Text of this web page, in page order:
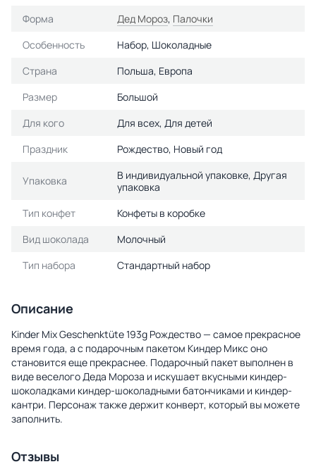
Форма
Дед Мороз, Палочки
Особенность
Набор, Шоколадные
Страна
Польша, Европа
Размер
Большой
Для кого
Для всех, Для детей
Праздник
Рождество, Новый год
Упаковка
В индивидуальной упаковке, Другая
упаковка
Тип конфет
Конфеты в коробке
Вид шоколада
Молочный
Тип набора
Стандартный набор
Описание
Kinder Mix Geschenktüte 193g Рождество — самое прекрасное
время года, а с подарочным пакетом Киндер Микс оно
становится еще прекраснее. Подарочный пакет выполнен в
виде веселого Деда Мороза и искушает вкусными киндер-
шоколадками киндер-шоколадными батончиками и киндер-
кантри. Персонаж также держит конверт, который вы можете
заполнить.
Отзывы